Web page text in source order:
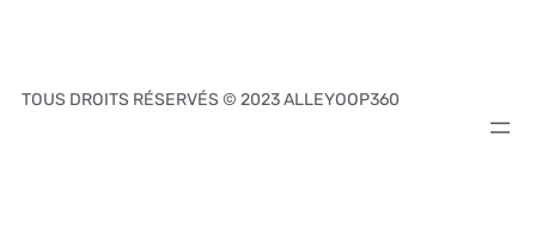
TOUS DROITS RÉSERVÉS © 2023 ALLEYOOP360